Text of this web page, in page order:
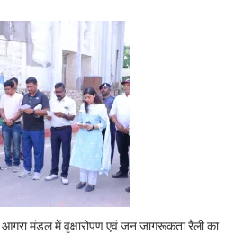
मंडल में वृक्षारोपण एवं जन जागरूकता रैली का